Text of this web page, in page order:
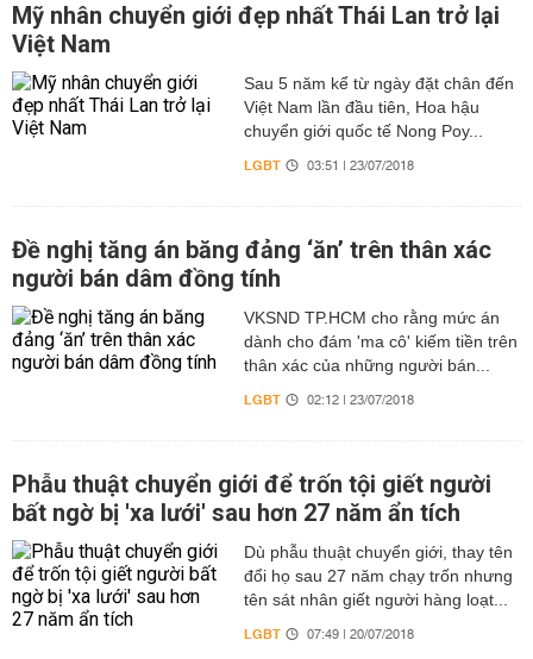
Mỹ nhân chuyển giới đẹp nhất Thái Lan trở lại
Việt Nam
Sau 5 năm kể từ ngày đặt chân đến
Việt Nam lần đầu tiên, Hoa hậu
chuyển giới quốc tế Nong Poy...
LGBT 03:51 | 23/07/2018
Đề nghị tăng án băng đảng ‘ăn’ trên thân xác
người bán dâm đồng tính
VKSND TP.HCM cho rằng mức án
dành cho đám 'ma cô' kiếm tiền trên
thân xác của những người bán...
LGBT 02:12 | 23/07/2018
Phẫu thuật chuyển giới để trốn tội giết người
bất ngờ bị 'xa lưới' sau hơn 27 năm ẩn tích
Dù phẫu thuật chuyển giới, thay tên
đổi họ sau 27 năm chạy trốn nhưng
tên sát nhân giết người hàng loạt...
LGBT 07:49 | 20/07/2018